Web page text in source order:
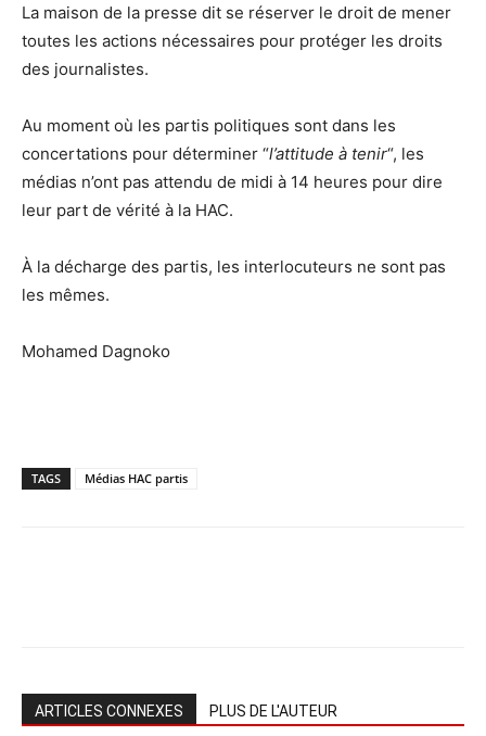
La maison de la presse dit se réserver le droit de mener
toutes les actions nécessaires pour protéger les droits
des journalistes.
Au moment où les partis politiques sont dans les
concertations pour déterminer “l’attitude à tenir“, les
médias n’ont pas attendu de midi à 14 heures pour dire
leur part de vérité à la HAC.
À la décharge des partis, les interlocuteurs ne sont pas
les mêmes.
Mohamed Dagnoko
TAGS Médias HAC partis
ARTICLES CONNEXES PLUS DE L'AUTEUR